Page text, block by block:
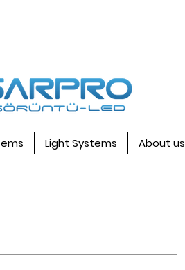
Light Systems About us